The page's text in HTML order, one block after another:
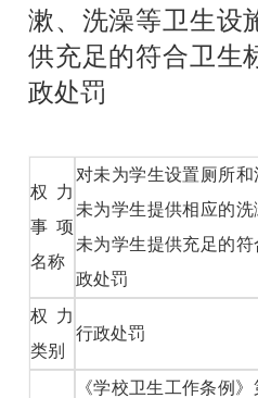
漱、洗澡等卫生设
供充足的符合卫生
政处罚
权力
事项
名称
对未为学生设置厕所
未为学生提供相应的洗
未为学生提供充足的
政处罚
权力
类别
行政处罚
《学校卫生工作条例